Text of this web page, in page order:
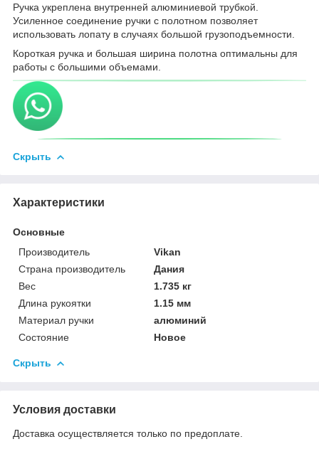
Ручка укреплена внутренней алюминиевой трубкой.
Усиленное соединение ручки с полотном позволяет
использовать лопату в случаях большой грузоподъемности.
Короткая ручка и большая ширина полотна оптимальны для
работы с большими объемами.
Скрыть
Характеристики
Основные
Производитель
Vikan
Страна производитель
Дания
Вес
1.735 кг
Длина рукоятки
1.15 мм
Материал ручки
алюминий
Состояние
Новое
Скрыть
Условия доставки
Доставка осуществляется только по предоплате.